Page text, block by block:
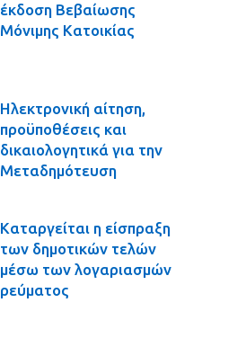
έκδοση Βεβαίωσης
Μόνιμης Κατοικίας
Ηλεκτρονική αίτηση,
προϋποθέσεις και
δικαιολογητικά για την
Μεταδημότευση
Καταργείται η είσπραξη
των δημοτικών τελών
μέσω των λογαριασμών
ρεύματος